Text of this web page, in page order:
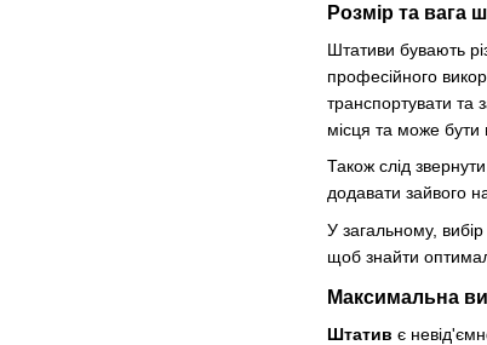
Розмір та вага
Штативи бувають
професійного
транспортувати та
місця та може
Також слід
додавати зайвого
У загальному,
щоб знайти
Максимальна
Штатив є